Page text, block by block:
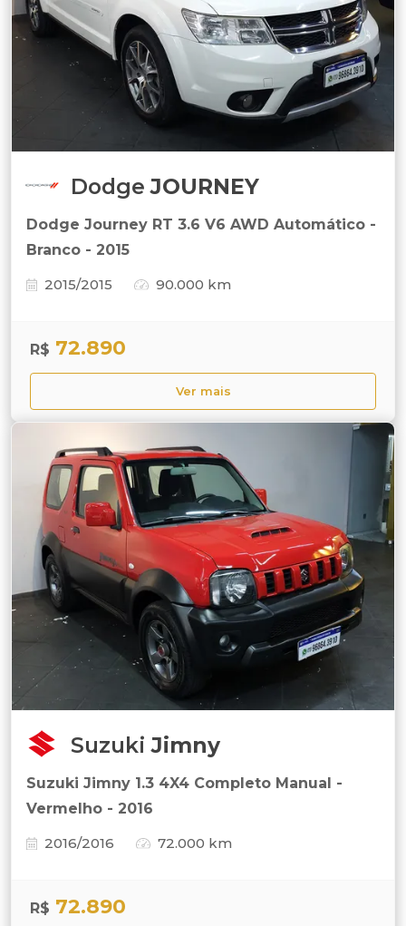
DodgeJOURNEY
Dodge Journey RT 3.6 V6 AWD Automático -
Branco - 2015
2015/2015
90.000 km
R$ 72.890
Ver mais
SuzukiJimny
Suzuki Jimny 1.3 4X4 Completo Manual -
Vermelho - 2016
2016/2016
72.000 km
R$ 72.890